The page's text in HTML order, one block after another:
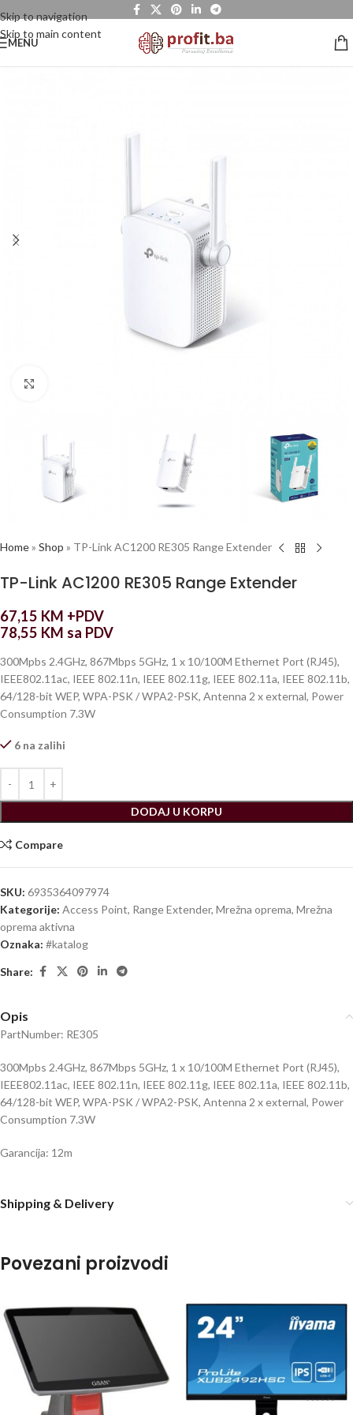
Skip to navigation
Skip to main content
MENU
Home» Shop » TP-Link AC1200 RE305 Range Extender
TP-Link AC1200 RE305 Range Extender
67,15 KM +PDV
78,55 KM sa PDV
300Mpbs 2.4GHz, 867Mbps 5GHz, 1 x 10/100M Ethernet Port (RJ45),
IEEE802.11ac, IEEE 802.11n, IEEE 802.11g, IEEE 802.11a, IEEE 802.11b,
64/128-bit WEP, WPA-PSK / WPA2-PSK, Antenna 2 x external, Power
Consumption 7.3W
6 na zalihi
DODAJ U KORPU
Compare
SKU: 6935364097974
Kategorije: Access Point, Range Extender, Mrežna oprema, Mrežna
oprema aktivna
Oznaka: #katalog
Share:
Opis
PartNumber: RE305
300Mpbs 2.4GHz, 867Mbps 5GHz, 1 x 10/100M Ethernet Port (RJ45),
IEEE802.11ac, IEEE 802.11n, IEEE 802.11g, IEEE 802.11a, IEEE 802.11b,
64/128-bit WEP, WPA-PSK / WPA2-PSK, Antenna 2 x external, Power
Consumption 7.3W
Garancija: 12m
Shipping & Delivery
Povezani proizvodi